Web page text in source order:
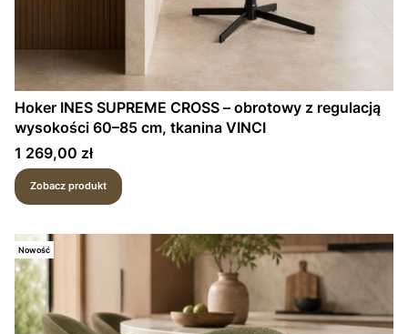
Hoker INES SUPREME CROSS – obrotowy z regulacją
wysokości 60–85 cm, tkanina VINCI
Cena
1 269,00 zł
Zobacz produkt
Nowość